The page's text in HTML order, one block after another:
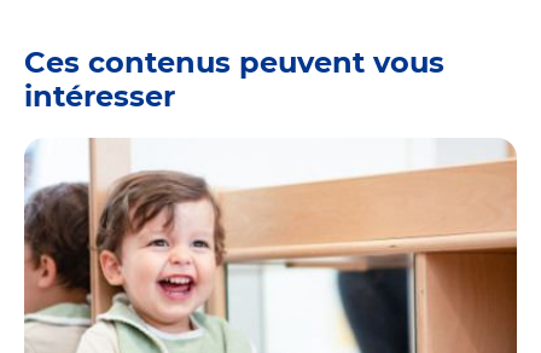
Ces contenus peuvent vous
intéresser